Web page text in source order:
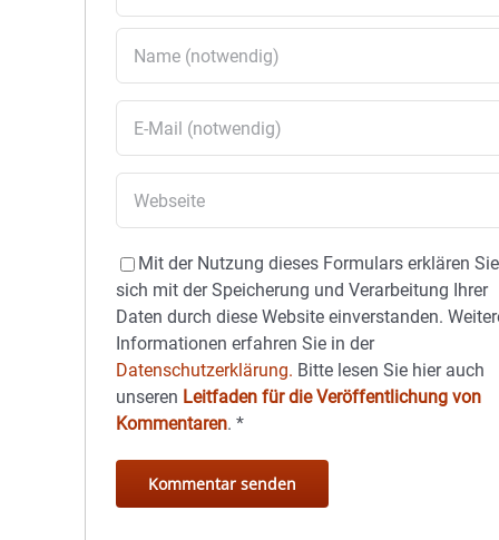
Mit der Nutzung dieses Formulars erklären Sie
sich mit der Speicherung und Verarbeitung Ihrer
Daten durch diese Website einverstanden.
Informationen erfahren Sie in der
Datenschutzerklärung. Bitte lesen Sie hier auch
unseren Leitfaden für die Veröffentlichung von
Kommentaren.*